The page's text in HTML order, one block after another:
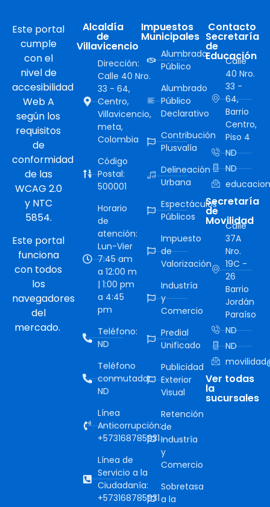
Este portal
cumple
con el
nivel de
accesibilidad
Web A
según los
requisitos
de
conformidad
de las
WCAG 2.0
y NTC
5854.
Este portal
funciona
con todos
los
navegadores
del
mercado.
Alcaldía
de
Villavicencio
Dirección:
Calle 40 Nro.
33 - 64,
Centro,
Villavicencio,
meta,
Colombia
Código
Postal:
500001
Horario
de
atención:
Lun-Vier
7:45 am
a 12:00 m
| 1:00 pm
a 4:45
pm
Teléfono:
ND
Teléfono
conmutador:
ND
Línea
Anticorrupción:
+573168785931
Línea de
Servicio a la
Ciudadanía:
+573168785931
Impuestos
Municipales
Alumbrado
Público
Alumbrado
Público
Declarativo
Contribución
Plusvalía
Delineación
Urbana
Espectáculos
Públicos
Impuesto
de
Valorización
Industría
y
Comercio
Predial
Unificado
Publicidad
Exterior
Visual
Retención
de
Industría
y
Comercio
Sobretasa
a la
Contacto
Secretaría
de
Educación
Calle
40 Nro.
33 -
64,
Barrio
Centro,
Piso 4
ND
ND
Secretaría
de
Movilidad
Calle
37A
Nro.
19C -
26
Barrio
Jordán
Paraíso
ND
ND
Ver todas
la
sucursales